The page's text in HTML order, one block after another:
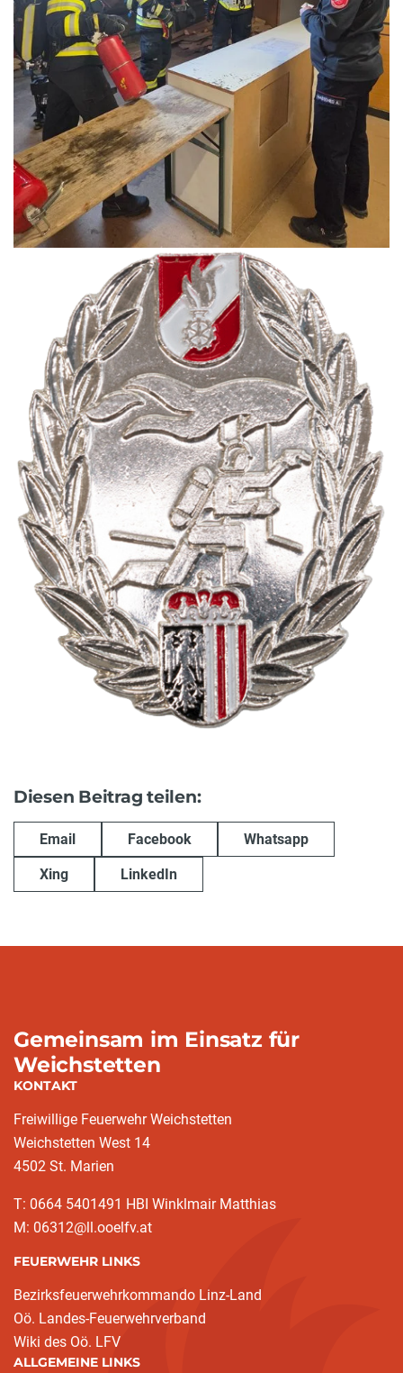
Diesen Beitrag teilen:
Email Facebook Whatsapp
Xing LinkedIn
Gemeinsam im Einsatz für
Weichstetten
KONTAKT
Freiwillige Feuerwehr Weichstetten
Weichstetten West 14
4502 St. Marien
T: 0664 5401491 HBI Winklmair Matthias
M: 06312@ll.ooelfv.at
FEUERWEHR LINKS
Bezirksfeuerwehrkommando Linz-Land
Oö. Landes-Feuerwehrverband
Wiki des Oö. LFV
ALLGEMEINE LINKS